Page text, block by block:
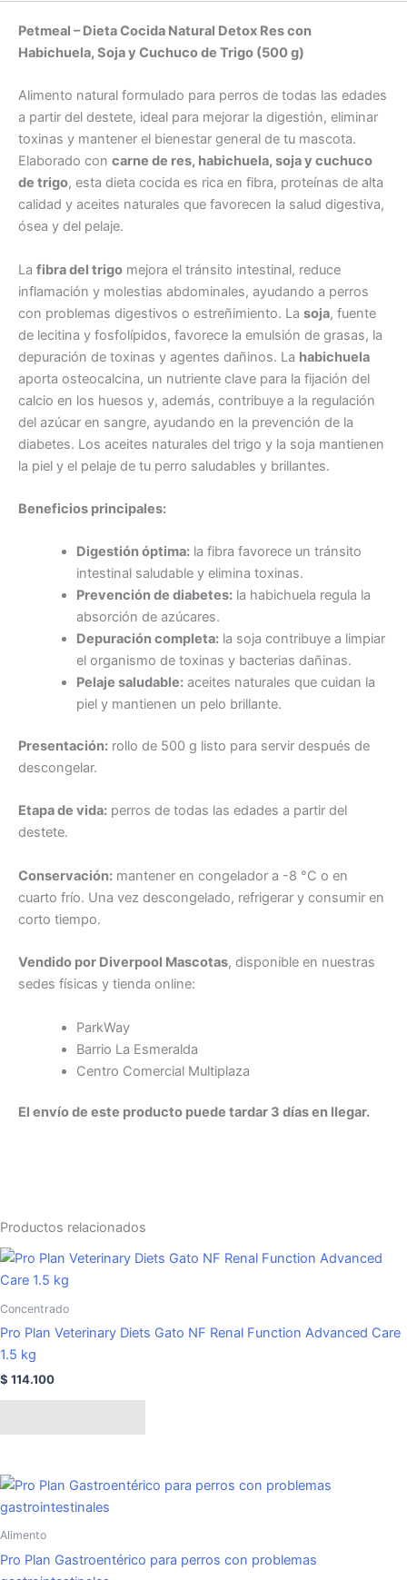
Cuchuco
cantidad
Petmeal – Dieta Cocida Natural Detox Res con
Habichuela, Soja y Cuchuco de Trigo (500 g)
Alimento natural formulado para perros de todas las edades
a partir del destete, ideal para mejorar la digestión, eliminar
toxinas y mantener el bienestar general de tu mascota.
Elaborado con carne de res, habichuela, soja y cuchuco
de trigo, esta dieta cocida es rica en fibra, proteínas de alta
calidad y aceites naturales que favorecen la salud digestiva,
ósea y del pelaje.
La fibra del trigo mejora el tránsito intestinal, reduce
inflamación y molestias abdominales, ayudando a perros
con problemas digestivos o estreñimiento. La soja, fuente
de lecitina y fosfolípidos, favorece la emulsión de grasas, la
depuración de toxinas y agentes dañinos. La habichuela
aporta osteocalcina, un nutriente clave para la fijación del
calcio en los huesos y, además, contribuye a la regulación
del azúcar en sangre, ayudando en la prevención de la
diabetes. Los aceites naturales del trigo y la soja mantienen
la piel y el pelaje de tu perro saludables y brillantes.
Beneficios principales:
Digestión óptima:la fibra favorece un tránsito
intestinal saludable y elimina toxinas.
Prevención de diabetes:la habichuela regula la
absorción de azúcares.
Depuración completa:la soja contribuye a limpiar
el organismo de toxinas y bacterias dañinas.
Pelaje saludable:aceites naturales que cuidan la
piel y mantienen un pelo brillante.
Presentación: rollo de 500 g listo para servir después de
descongelar.
Etapa de vida: perros de todas las edades a partir del
destete.
Conservación: mantener en congelador a -8 °C o en
cuarto frío. Una vez descongelado, refrigerar y consumir en
corto tiempo.
Vendido por Diverpool Mascotas, disponible en nuestras
sedes físicas y tienda online:
ParkWay
Barrio La Esmeralda
Centro Comercial Multiplaza
El envío de este producto puede tardar 3 días en llegar.
Productos relacionados
Concentrado
Pro Plan Veterinary Diets Gato NF Renal Function Advanced Care
1.5 kg
$ 114.100
Alimento
Pro Plan Gastroentérico para perros con problemas
Rango
hasta
Este
producto
tiene